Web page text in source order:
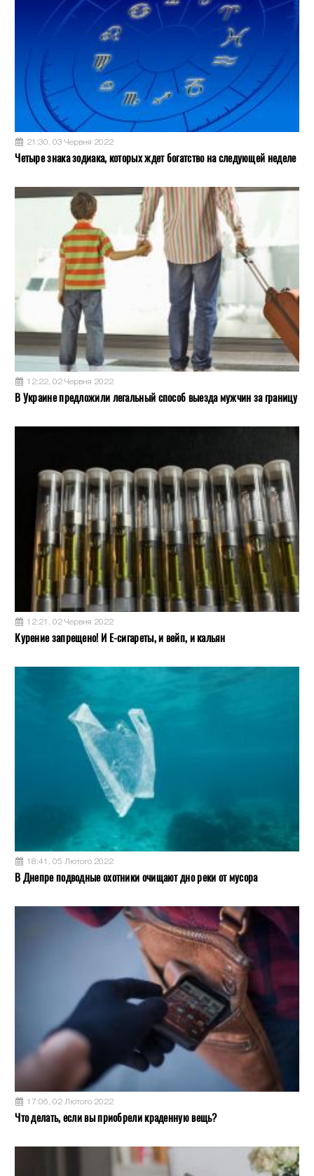
21:30, 03 Червня 2022
Четыре знака зодиака, которых ждет богатство на следующей неделе
12:22, 02 Червня 2022
В Украине предложили легальный способ выезда мужчин за границу
12:21, 02 Червня 2022
Курение запрещено! И Е-сигареты, и вейп, и кальян
18:41, 05 Лютого 2022
В Днепре подводные охотники очищают дно реки от мусора
17:06, 02 Лютого 2022
Что делать, если вы приобрели краденную вещь?